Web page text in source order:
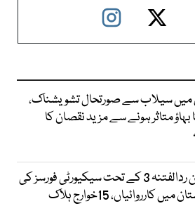
میں سیلاب سے صورتحال تشویشناک،
بہاؤ متاثر ہونے سے مزید نقصان کا
آپریشن ردالفتنہ 3 کے تحت سیکیورٹی فورسز کی
کارروائیاں، 15خوارج ہلاک